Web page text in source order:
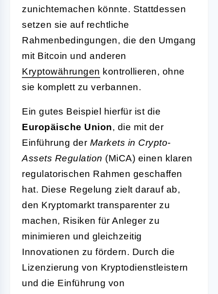
zunichtemachen könnte. Stattdessen
setzen sie auf rechtliche
Rahmenbedingungen, die den Umgang
mit Bitcoin und anderen
Kryptowährungen kontrollieren, ohne
sie komplett zu verbannen.
Ein gutes Beispiel hierfür ist die
Europäische Union, die mit der
Einführung der Markets in Crypto-
Assets Regulation (MiCA) einen klaren
regulatorischen Rahmen geschaffen
hat. Diese Regelung zielt darauf ab,
den Kryptomarkt transparenter zu
machen, Risiken für Anleger zu
minimieren und gleichzeitig
Innovationen zu fördern. Durch die
Lizenzierung von Kryptodienstleistern
und die Einführung von